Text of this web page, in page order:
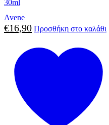
30ml
Avene
€16,90 Προσθήκη στο καλάθι